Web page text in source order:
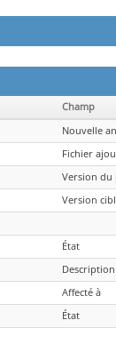
Champ
Nouvelle
Fichier
Version
Version
État
Affecté à
État